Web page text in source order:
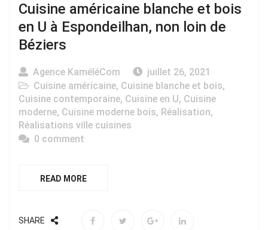
Cuisine américaine blanche et bois
en U à Espondeilhan, non loin de
Béziers
Agence KaméléCom
juillet 26, 2021
Cuisine américaine, Cuisine blanche et bois,
Cuisine contemporaine, Cuisine en U, Cuisine
moderne, Cuisine moderne bois, Réalisation,
Réalisations ville cuisines
0 comment
READ MORE
SHARE